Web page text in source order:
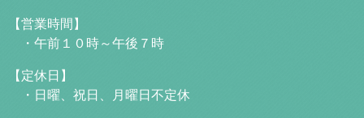
【営業時間】
・午前１０時～午後７時
【定休日】
・日曜、祝日、月曜日不定休